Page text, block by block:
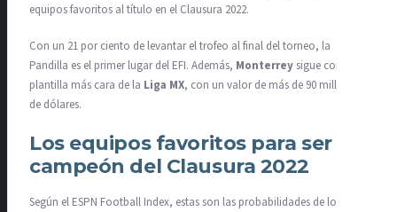
equipos favoritos al título en el Clausura 2022.
Con un 21 por ciento de levantar el trofeo al final del torneo, la
Pandilla es el primer lugar del EFI. Además, Monterrey sigue como la
plantilla más cara de la Liga MX, con un valor de más de 90 millones
de dólares.
Los equipos favoritos para ser
campeón del Clausura 2022
Según el ESPN Football Index, estas son las probabilidades de los